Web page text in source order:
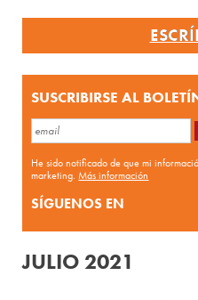
SUSCRIBIRSE AL
He sido notificado de que mi
marketing.Más información
SÍGUENOS EN
JULIO 2021